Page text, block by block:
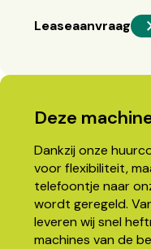
Leaseaanvraag
Deze
Dankzij onze
voor flexibiliteit,
telefoontje naar
wordt geregeld.
leveren wij snel
machines van de